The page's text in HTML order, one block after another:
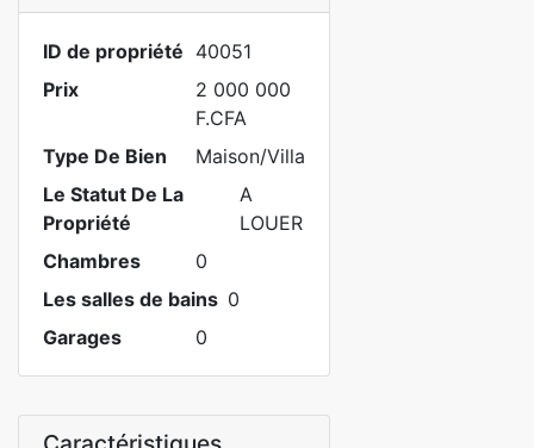
ID de propriété 40051
Prix
2 000 000
F.CFA
Type De Bien
Maison/Villa
Le Statut De La
Propriété
A
LOUER
Chambres
0
Les salles de bains 0
Garages
0